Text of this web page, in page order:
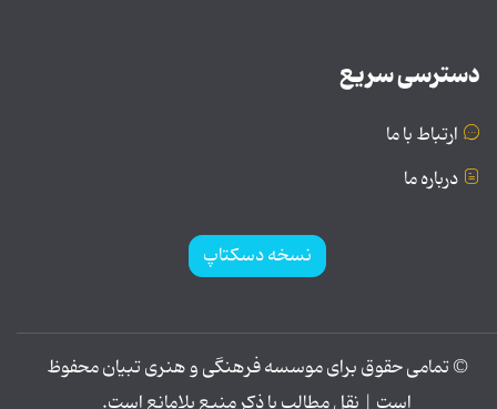
دسترسی سریع
ارتباط با ما
درباره ما
نسخه دسکتاپ
© تمامی حقوق برای موسسه فرهنگی و هنری تبیان محفوظ